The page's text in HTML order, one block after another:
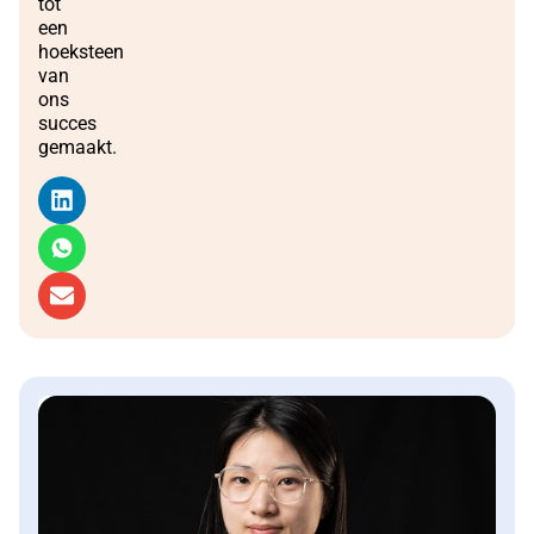
een
hoeksteen
van
ons
succes
gemaakt.